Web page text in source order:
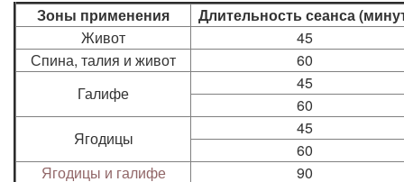
Зоны применения
Длительность сеанса
Живот
45
Спина, талия и живот
60
Галифе
45
60
Ягодицы
45
60
Ягодицы и галифе
90